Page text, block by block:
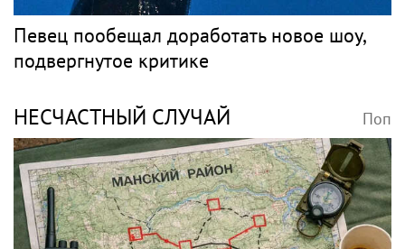
Певец пообещал доработать новое шоу,
подвергнутое критике
НЕСЧАСТНЫЙ СЛУЧАЙ Поп